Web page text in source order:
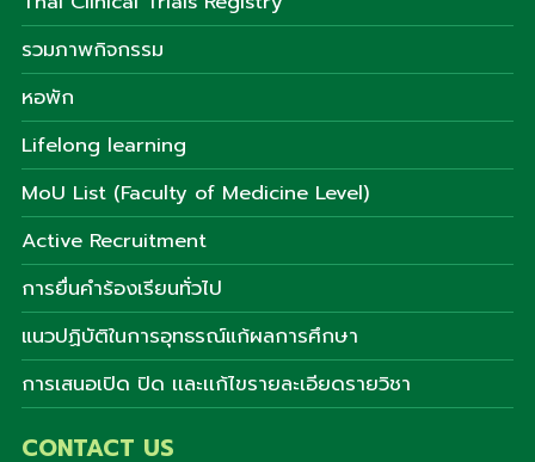
รวมภาพกิจกรรม
หอพัก
Lifelong learning
MoU List (Faculty of Medicine Level)
Active Recruitment
การยื่นคำร้องเรียนทั่วไป
แนวปฏิบัติในการอุทธรณ์แก้ผลการศึกษา
การเสนอเปิด ปิด เเละเเก้ไขรายละเอียดรายวิชา
CONTACT US